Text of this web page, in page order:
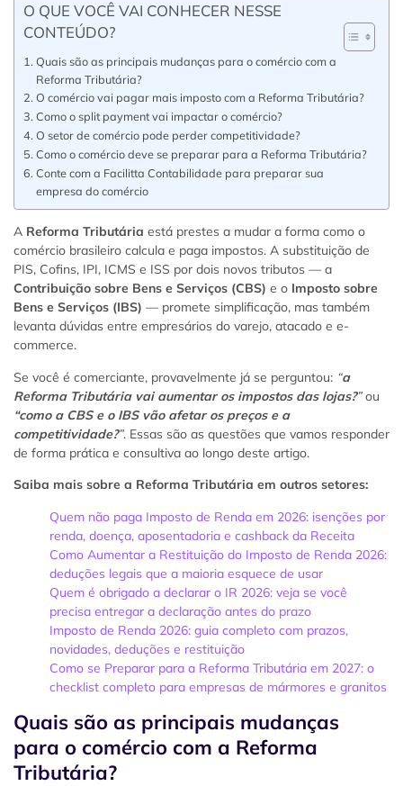
O QUE VOCÊ VAI CONHECER NESSE
CONTEÚDO?
Quais são as principais mudanças para o comércio com a
Reforma Tributária?
O comércio vai pagar mais imposto com a Reforma Tributária?
Como o split payment vai impactar o comércio?
O setor de comércio pode perder competitividade?
Como o comércio deve se preparar para a Reforma Tributária?
Conte com a Facilitta Contabilidade para preparar sua
empresa do comércio
A Reforma Tributária está prestes a mudar a forma como o
comércio brasileiro calcula e paga impostos. A substituição de
PIS, Cofins, IPI, ICMS e ISS por dois novos tributos — a
Contribuição sobre Bens e Serviços (CBS) e o Imposto sobre
Bens e Serviços (IBS) — promete simplificação, mas também
levanta dúvidas entre empresários do varejo, atacado e e-
commerce.
Se você é comerciante, provavelmente já se perguntou: “a
Reforma Tributária vai aumentar os impostos das lojas?”ou
“como a CBS e o IBS vão afetar os preços e a
competitividade?”. Essas são as questões que vamos responder
de forma prática e consultiva ao longo deste artigo.
Saiba mais sobre a Reforma Tributária em outros setores:
Quem não paga Imposto de Renda em 2026: isenções por
renda, doença, aposentadoria e cashback da Receita
Como Aumentar a Restituição do Imposto de Renda 2026:
deduções legais que a maioria esquece de usar
Quem é obrigado a declarar o IR 2026: veja se você
precisa entregar a declaração antes do prazo
Imposto de Renda 2026: guia completo com prazos,
novidades, deduções e restituição
Como se Preparar para a Reforma Tributária em 2027: o
checklist completo para empresas de mármores e granitos
Quais são as principais mudanças
para o comércio com a Reforma
Tributária?